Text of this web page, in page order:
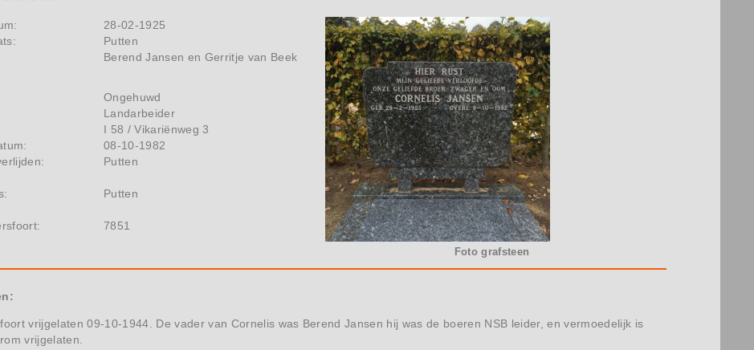
28-02-1925
Putten
Berend Jansen en Gerritje van Beek
Ongehuwd
Landarbeider
I 58 / Vikariënweg 3
08-10-1982
Putten
Putten
7851
Foto grafsteen
vrijgelaten 09-10-1944. De vader van Cornelis was Berend Jansen hij was de boeren NSB leider, en vermoedelijk is
vrijgelaten.